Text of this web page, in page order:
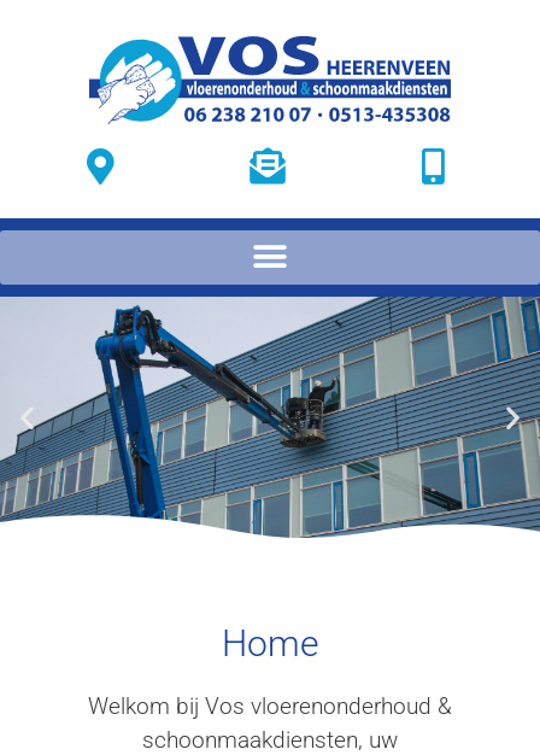
Heerenveen
wassen
Home
Welkom bij Vos vloerenonderhoud &
schoonmaakdiensten, uw